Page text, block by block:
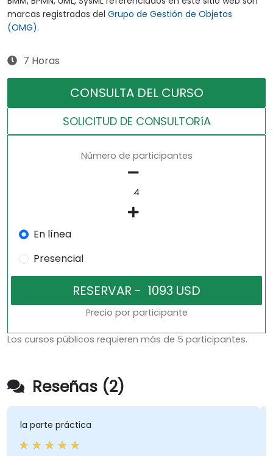
marcas registradas del Grupo de Gestión de Objetos
(OMG).
7 Horas
CONSULTA DEL CURSO
SOLICITUD DE CONSULTORíA
Número de participantes
En línea
Presencial
Precio por participante
Los cursos públicos requieren más de 5 participantes.
Reseñas (2)
práctica